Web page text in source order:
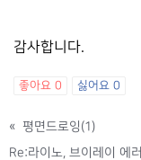
감사합니다.
좋아요 0 싫어요 0
« 평면드로잉(1)
Re:라이노, 브이레이 에러